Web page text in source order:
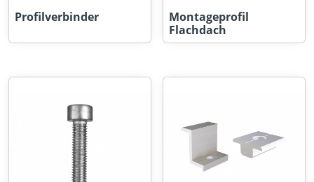
Profilverbinder
Montageprofil
Flachdach